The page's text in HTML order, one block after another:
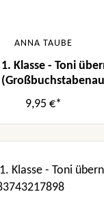
ANNA TAUBE
Klasse - Toni
9,95 €*